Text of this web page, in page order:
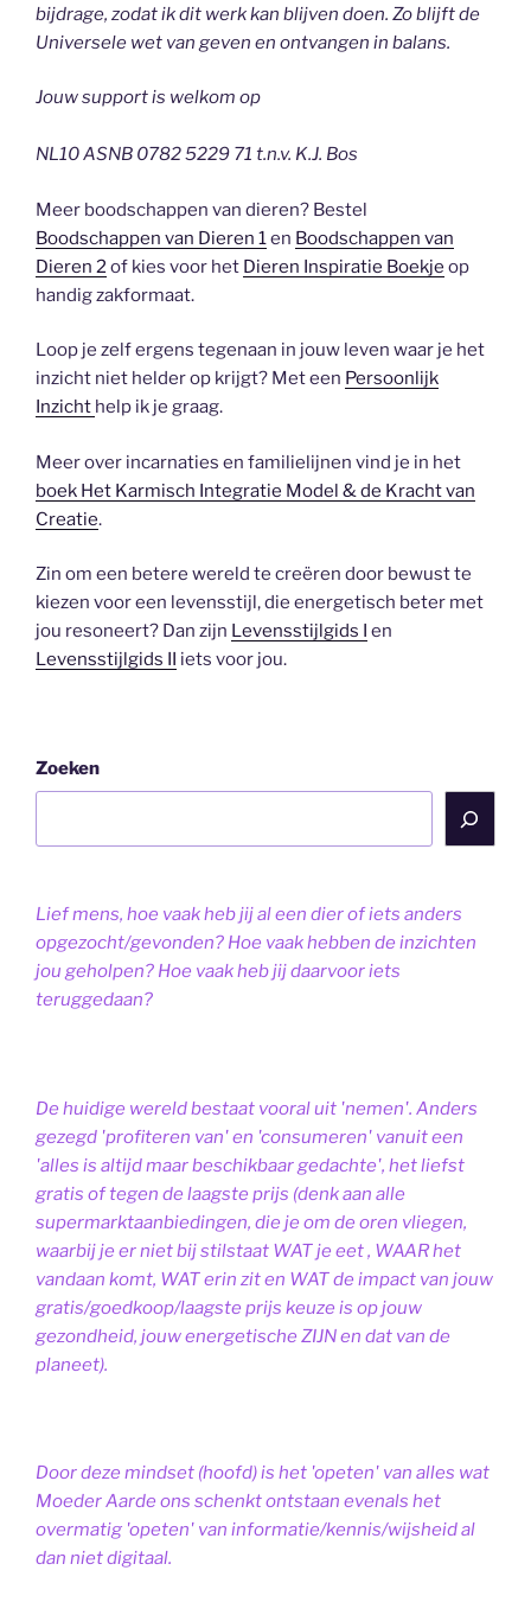
bijdrage, zodat ik dit werk kan blijven doen. Zo blijft de
Universele wet van geven en ontvangen in balans.
Jouw support is welkom op
NL10 ASNB 0782 5229 71 t.n.v. K.J. Bos
Meer boodschappen van dieren? Bestel
Boodschappen van Dieren 1en Boodschappen van
Dieren 2of kies voor het Dieren Inspiratie Boekje op
handig zakformaat.
Loop je zelf ergens tegenaan in jouw leven waar je het
inzicht niet helder op krijgt? Met een Persoonlijk
Inzicht help ik je graag.
Meer over incarnaties en familielijnen vind je in het
boek Het Karmisch Integratie Model & de Kracht van
Creatie.
Zin om een betere wereld te creëren door bewust te
kiezen voor een levensstijl, die energetisch beter met
jou resoneert? Dan zijn Levensstijlgids I en
Levensstijlgids II iets voor jou.
Zoeken
Lief mens, hoe vaak heb jij al een dier of iets anders
opgezocht/gevonden? Hoe vaak hebben de inzichten
jou geholpen? Hoe vaak heb jij daarvoor iets
teruggedaan?
De huidige wereld bestaat vooral uit 'nemen'. Anders
gezegd 'profiteren van' en 'consumeren' vanuit een
'alles is altijd maar beschikbaar gedachte', het liefst
gratis of tegen de laagste prijs (denk aan alle
supermarktaanbiedingen, die je om de oren vliegen,
waarbij je er niet bij stilstaat WAT je eet , WAAR het
vandaan komt, WAT erin zit en WAT de impact van jouw
gratis/goedkoop/laagste prijs keuze is op jouw
gezondheid, jouw energetische ZIJN en dat van de
planeet).
Door deze mindset (hoofd) is het 'opeten' van alles wat
Moeder Aarde ons schenkt ontstaan evenals het
overmatig 'opeten' van informatie/kennis/wijsheid al
dan niet digitaal.